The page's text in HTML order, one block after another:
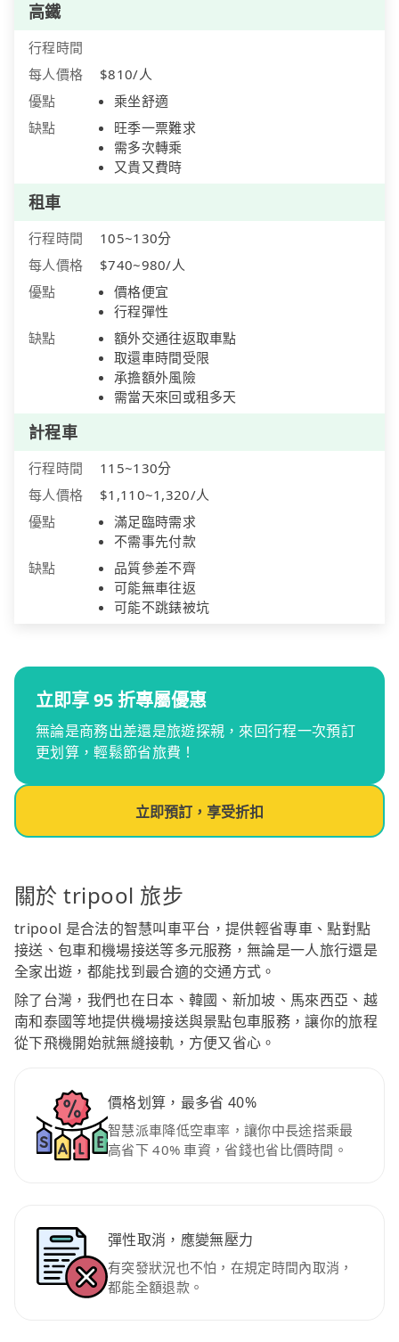
高鐵
行程時間
每人價格
$810/人
優點
乘坐舒適
缺點
旺季一票難求
需多次轉乘
又貴又費時
租車
行程時間
105~130分
每人價格
$740~980/人
優點
價格便宜
行程彈性
缺點
額外交通往返取車點
取還車時間受限
承擔額外風險
需當天來回或租多天
計程車
行程時間
115~130分
每人價格
$1,110~1,320/人
優點
滿足臨時需求
不需事先付款
缺點
品質參差不齊
可能無車往返
可能不跳錶被坑
立即享 95 折專屬優惠
無論是商務出差還是旅遊探親，來回行程一次預訂
更划算，輕鬆節省旅費！
立即預訂，享受折扣
關於 tripool 旅步
tripool 是合法的智慧叫車平台，提供輕省專車、點對點
接送、包車和機場接送等多元服務，無論是一人旅行還是
全家出遊，都能找到最合適的交通方式。
除了台灣，我們也在日本、韓國、新加坡、馬來西亞、越
南和泰國等地提供機場接送與景點包車服務，讓你的旅程
從下飛機開始就無縫接軌，方便又省心。
價格划算，最多省 40%
智慧派車降低空車率，讓你中長途搭乘最
高省下 40% 車資，省錢也省比價時間。
彈性取消，應變無壓力
有突發狀況也不怕，在規定時間內取消，
都能全額退款。